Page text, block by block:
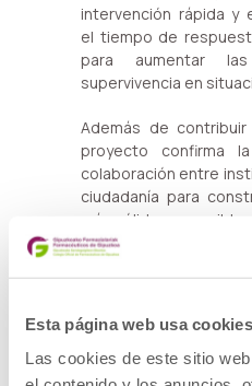
Esta página web usa cookies
Las cookies de este sitio
intervención rápida y
el tiempo de
para aumentar
supervivencia en
Además de
proyecto confirma
colaboración entre
ciudadanía para
más sólida y accesible.